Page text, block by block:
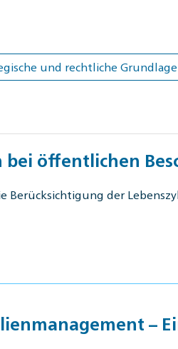
und rechtliche
bei öffentlichen
Berücksichtigung der
–